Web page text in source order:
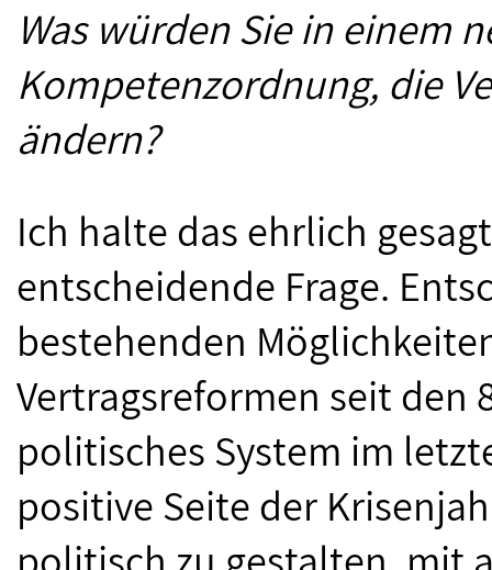
Was würden Sie in einem
Kompetenzordnung, die
ändern?
Ich halte das ehrlich
entscheidende Frage.
bestehenden
Vertragsreformen seit den
politisches System im
positive Seite der